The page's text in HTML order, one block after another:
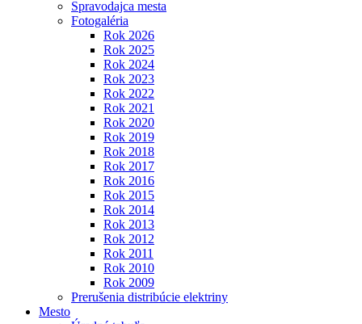
Spravodajca mesta
Fotogaléria
Rok 2026
Rok 2025
Rok 2024
Rok 2023
Rok 2022
Rok 2021
Rok 2020
Rok 2019
Rok 2018
Rok 2017
Rok 2016
Rok 2015
Rok 2014
Rok 2013
Rok 2012
Rok 2011
Rok 2010
Rok 2009
Prerušenia distribúcie elektriny
Mesto